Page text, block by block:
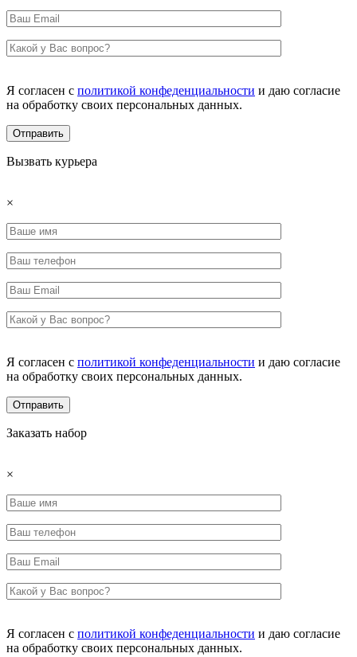
Я согласен с политикой конфеденциальности и даю согласие
на обработку своих персональных данных.
Вызвать курьера
×
Я согласен с политикой конфеденциальности и даю согласие
на обработку своих персональных данных.
Заказать набор
×
Я согласен с политикой конфеденциальности и даю согласие
на обработку своих персональных данных.